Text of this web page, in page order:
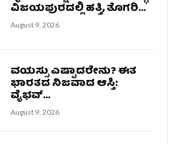
ವಿಜಯಪುರದಲ್ಲಿ ಹತ್ತಿ, ತೊಗರಿ...
August 9, 2026
ವಯಸ್ಸು ಎಷ್ಟಾದರೇನು? ಈತ
ಭಾರತದ ನಿಜವಾದ ಆಸ್ತಿ:
ವೈಭವ್...
August 9, 2026